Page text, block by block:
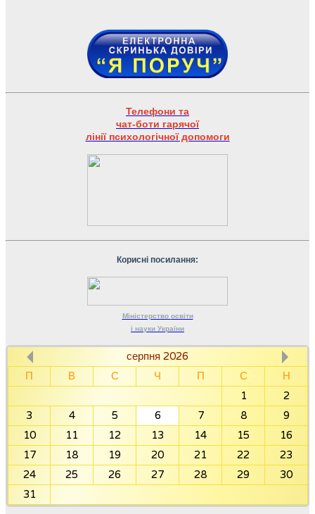
Телефони та
чат-боти гарячої
лінії психологічної допомоги
Корисні посилання:
Міністерство освіти
і науки України
серпня 2026
П
В С Ч П С
Н
1
2
3
4 5 6 7 8
9
10
11 12 13 14 15
16
17
18 19 20 21 22
23
24
25 26 27 28 29
30
31